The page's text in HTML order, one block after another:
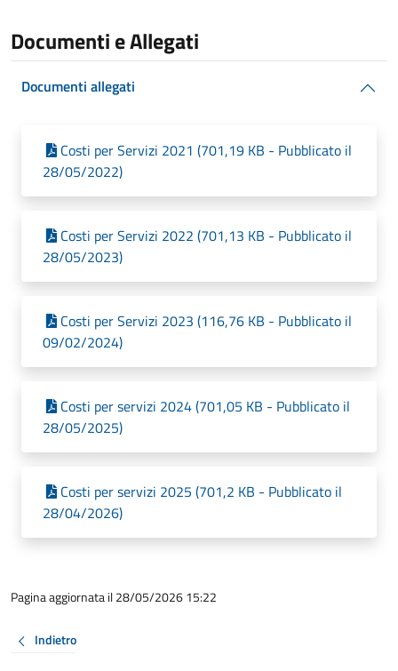
Documenti e Allegati
Documenti allegati
Costi per Servizi 2021 (701,19 KB - Pubblicato il
28/05/2022)
Costi per Servizi 2022 (701,13 KB - Pubblicato il
28/05/2023)
Costi per Servizi 2023 (116,76 KB - Pubblicato il
09/02/2024)
Costi per servizi 2024 (701,05 KB - Pubblicato il
28/05/2025)
Costi per servizi 2025 (701,2 KB - Pubblicato il
28/04/2026)
Pagina aggiornata il 28/05/2026 15:22
Indietro